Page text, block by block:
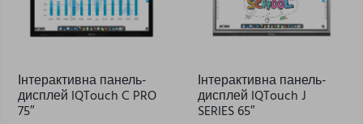
Інтерактивна панель-
дисплей IQTouch C PRO
75″
Інтерактивна панель-
дисплей IQTouch J
SERIES 65″